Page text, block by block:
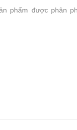
phẩm được phân